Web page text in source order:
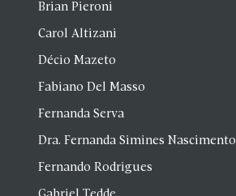
Brian Pieroni
Carol Altizani
Décio Mazeto
Fabiano Del Masso
Fernanda Serva
Dra. Fernanda Simines Nascimento
Fernando Rodrigues